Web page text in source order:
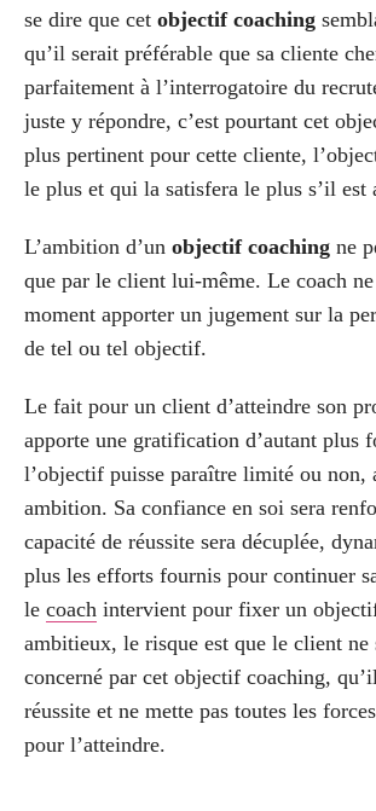
se dire que cet objectif coaching
qu’il serait préférable que sa cliente
parfaitement à l’interrogatoire du
juste y répondre, c’est pourtant cet
plus pertinent pour cette cliente,
le plus et qui la satisfera le plus s’il est
L’ambition d’un objectif coaching ne
que par le client lui-même. Le coach
moment apporter un jugement sur la
de tel ou tel objectif.
Le fait pour un client d’atteindre son
apporte une gratification d’autant plus
l’objectif puisse paraître limité ou non,
ambition. Sa confiance en soi sera
capacité de réussite sera décuplée,
plus les efforts fournis pour continuer
le coach intervient pour fixer un
ambitieux, le risque est que le client ne
concerné par cet objectif coaching,
réussite et ne mette pas toutes les
pour l’atteindre.